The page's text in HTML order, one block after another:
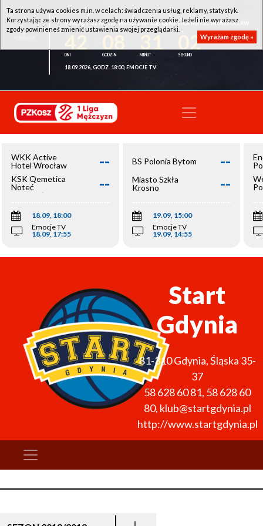
WKK ACTIVE HOTEL WROCŁAW - KSK QEMETICA NOTEĆ INOWROCŁAW
02
18.09.2026, GODZ. 18:00, EMOCJE TV
WKK Active
Hotel Wrocław
--
KSK Qemetica
Noteć
Inowrocław
--
18.09, 18:00
Emocje TV
18.09, 17:55
BS Polonia Bytom --
Miasto Szkła
Krosno
--
19.09, 15:00
Emocje TV
19.09, 14:55
Start
Gdynia
81-310 Gdynia,Śląska 35-
37
58 628 60 81, 58 628 60
80, klub@startgdynia.pl
http://www.startgdynia.pl
Ta strona używa cookies m.in. w celach: świadczenia usług, reklamy, statystyk.
Korzystając ze strony wyrażasz zgodę na używanie cookie. Jeżeli nie wyrażasz
zgody powinieneś zmienić ustawienia swojej przeglądarki.
Wyrażam zgodę »